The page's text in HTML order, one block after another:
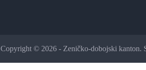
Copyright © 2026 - Zeničko-dobojski kanton.